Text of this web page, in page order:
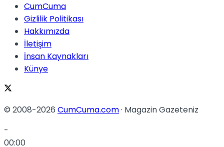
CumCuma
Gizlilik Politikası
Hakkımızda
İletişim
İnsan Kaynakları
Künye
© 2008-2026 CumCuma.com· Magazin Gazeteniz
-
00:00